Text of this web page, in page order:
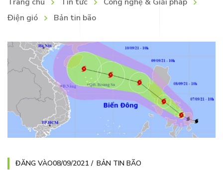
Điện gió
Bản tin bão
ĐĂNG VÀO08/09/2021 BẢN TIN BÃO